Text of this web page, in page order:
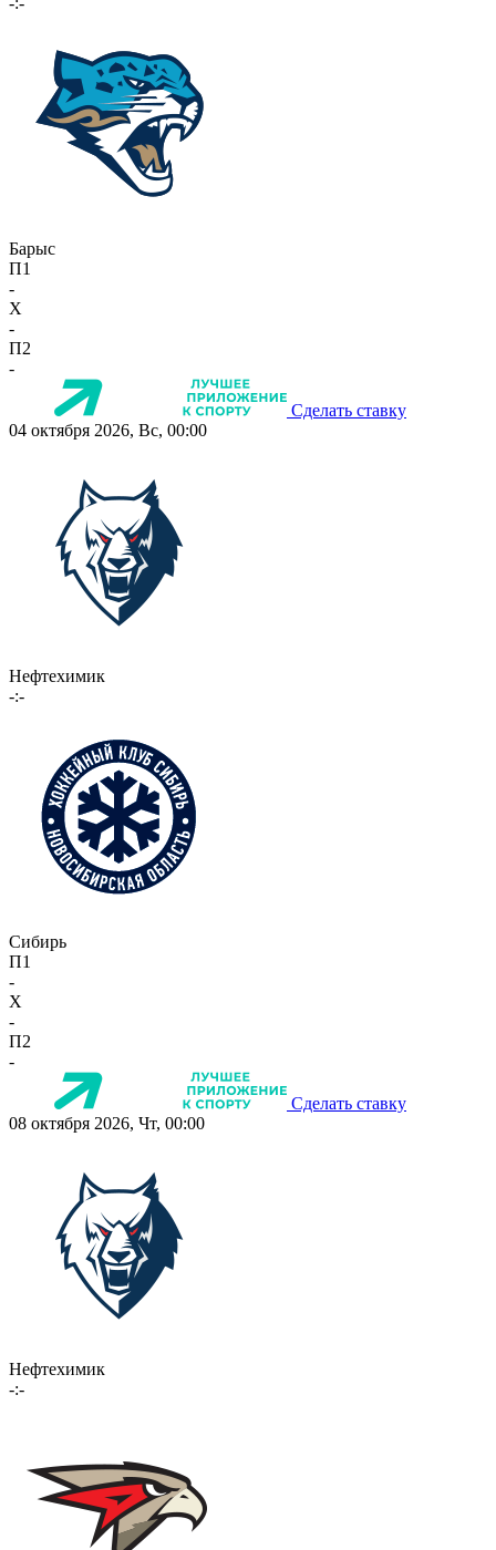
Барыс
П1
-
X
-
П2
-
Сделать ставку
04 октября 2026, Вс, 00:00
Нефтехимик
-:-
Сибирь
П1
-
X
-
П2
-
Сделать ставку
08 октября 2026, Чт, 00:00
Нефтехимик
-:-